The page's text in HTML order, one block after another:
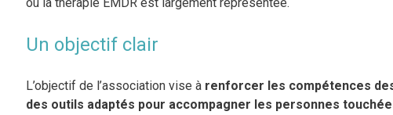
Un objectif clair
L’objectif de l’association vise à renforcer les compétences
des outils adaptés pour accompagner les personnes